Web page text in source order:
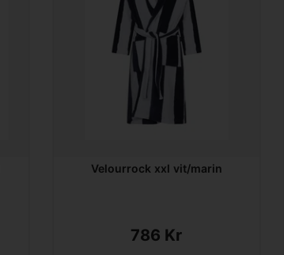
Velourrock xxl vit/marin
786 Kr